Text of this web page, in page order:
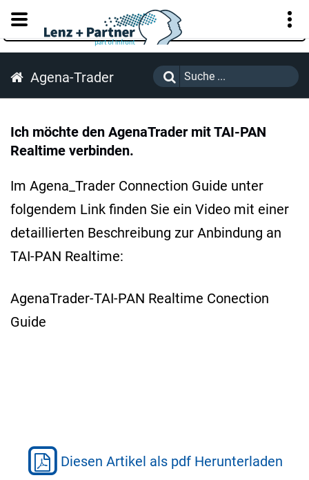
KUNDENPORTAL
Agena-Trader
Ich möchte den AgenaTrader mit TAI-PAN
Realtime verbinden.
Im Agena_Trader Connection Guide unter
folgendem Link finden Sie ein Video mit einer
detaillierten Beschreibung zur Anbindung an
TAI-PAN Realtime:
AgenaTrader-TAI-PAN Realtime Conection
Guide
Diesen Artikel als pdf Herunterladen